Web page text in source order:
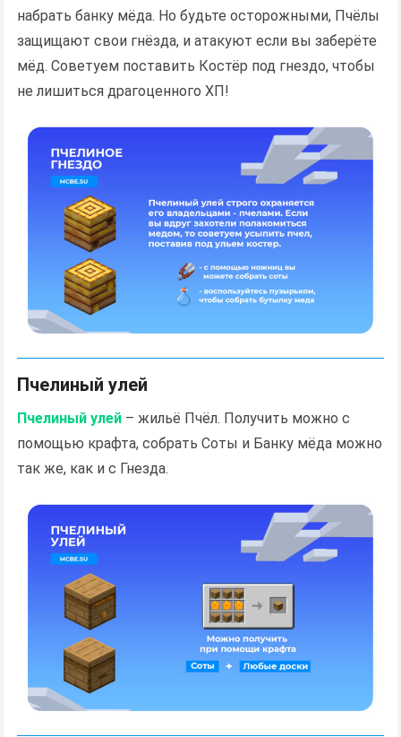
набрать банку мёда. Но будьте осторожными, Пчёлы
защищают свои гнёзда, и атакуют если вы заберёте
мёд. Советуем поставить Костёр под гнездо, чтобы
не лишиться драгоценного ХП!
Пчелиный улей
Пчелиный улей – жильё Пчёл. Получить можно с
помощью крафта, собрать Соты и Банку мёда можно
так же, как и с Гнезда.